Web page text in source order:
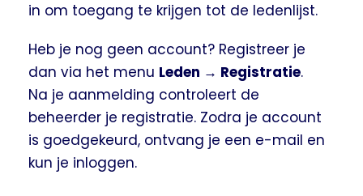
in om toegang te krijgen tot de ledenlijst.
Heb je nog geen account? Registreer je
dan via het menu Leden → Registratie.
Na je aanmelding controleert de
beheerder je registratie. Zodra je account
is goedgekeurd, ontvang je een e-mail en
kun je inloggen.